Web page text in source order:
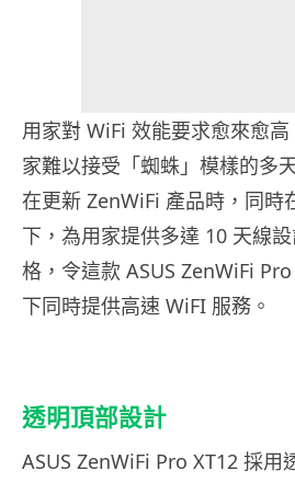
用家對 WiFi 效能要求愈來愈
家難以接受「蜘蛛」模樣的多
在更新 ZenWiFi 產品時，同時
下，為用家提供多達 10 天線
格，令這款 ASUS ZenWiFi
下同時提供高速 WiFI 服務。
透明頂部設計
ASUS ZenWiFi Pro XT12 採用